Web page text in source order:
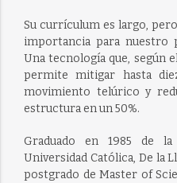
Su currículum es largo,
importancia para nuestro
Una tecnología que, según
permite mitigar hasta
movimiento telúrico y
estructura en un 50%.
Graduado en 1985 de
Universidad Católica, De la
postgrado de Master of